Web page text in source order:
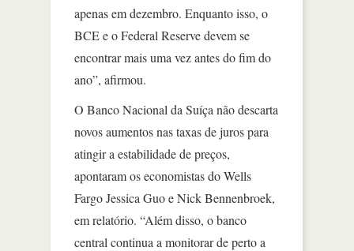
apenas em dezembro. Enquanto isso, o
BCE e o Federal Reserve devem se
encontrar mais uma vez antes do fim do
ano”, afirmou.
O Banco Nacional da Suíça não descarta
novos aumentos nas taxas de juros para
atingir a estabilidade de preços,
apontaram os economistas do Wells
Fargo Jessica Guo e Nick Bennenbroek,
em relatório. “Além disso, o banco
central continua a monitorar de perto a